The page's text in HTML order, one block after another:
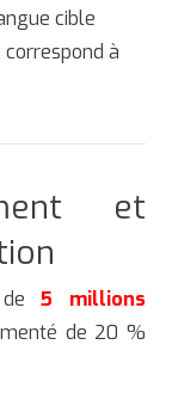
cible
à
et
de5 millions
de 20 %